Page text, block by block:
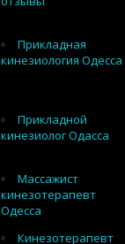
Прикладная
кинезиология Одесса
Прикладной
кинезиолог Одасса
Массажист
кинезотерапевт
Одесса
Кинезотерапевт